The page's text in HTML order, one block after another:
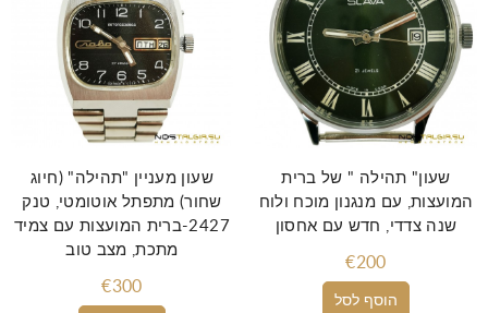
שעון מעניין "תהילה" (חיוג
שחור) מתפתל אוטומטי, טנק
2427-ברית המועצות עם צמיד
מתכת, מצב טוב
€300
הוסף לסל
שעון" תהילה " של ברית
המועצות, עם מנגנון מוכח ולוח
שנה צדדי, חדש עם אחסון
€200